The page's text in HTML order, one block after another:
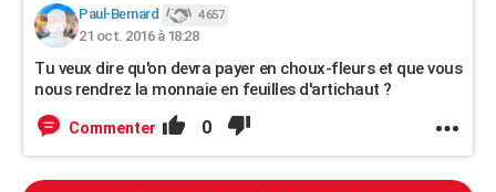
Paul-Bernard 4 657
21 oct. 2016 à 18:28
Tu veux dire qu'on devra payer en choux-fleurs et que vous
nous rendrez la monnaie en feuilles d'artichaut ?
Commenter 0